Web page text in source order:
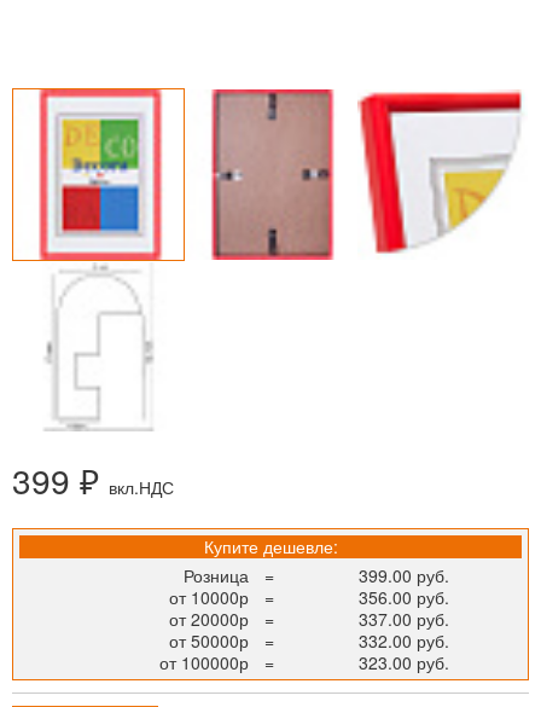
399 ₽ вкл.НДС
Купите дешевле:
Розница
=
399.00 руб.
от 10000р
=
356.00 руб.
от 20000р
=
337.00 руб.
от 50000р
=
332.00 руб.
от 100000р
= 323.00 руб.